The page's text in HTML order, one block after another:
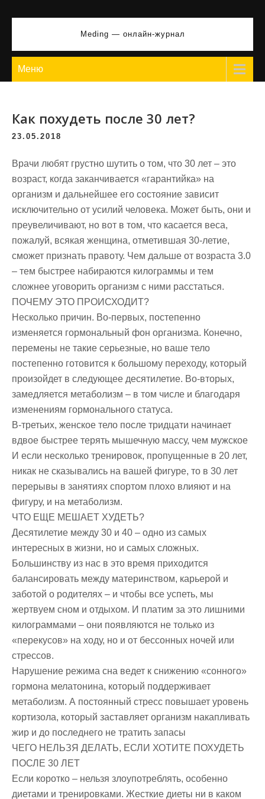
Meding — онлайн-журнал
Меню
Как похудеть после 30 лет?
23.05.2018
Врачи любят грустно шутить о том, что 30 лет – это
возраст, когда заканчивается «гарантийка» на
организм и дальнейшее его состояние зависит
исключительно от усилий человека. Может быть, они и
преувеличивают, но вот в том, что касается веса,
пожалуй, всякая женщина, отметившая 30-летие,
сможет признать правоту. Чем дальше от возраста 3.0
– тем быстрее набираются килограммы и тем
сложнее уговорить организм с ними расстаться.
ПОЧЕМУ ЭТО ПРОИСХОДИТ?
Несколько причин. Во-первых, постепенно
изменяется гормональный фон организма. Конечно,
перемены не такие серьезные, но ваше тело
постепенно готовится к большому переходу, который
произойдет в следующее десятилетие. Во-вторых,
замедляется метаболизм – в том числе и благодаря
изменениям гормонального статуса.
В-третьих, женское тело после тридцати начинает
вдвое быстрее терять мышечную массу, чем мужское
И если несколько тренировок, пропущенные в 20 лет,
никак не сказывались на вашей фигуре, то в 30 лет
перерывы в занятиях спортом плохо влияют и на
фигуру, и на метаболизм.
ЧТО ЕЩЕ МЕШАЕТ ХУДЕТЬ?
Десятилетие между 30 и 40 – одно из самых
интересных в жизни, но и самых сложных.
Большинству из нас в это время приходится
балансировать между материнством, карьерой и
заботой о родителях – и чтобы все успеть, мы
жертвуем сном и отдыхом. И платим за это лишними
килограммами – они появляются не только из
«перекусов» на ходу, но и от бессонных ночей или
стрессов.
Нарушение режима сна ведет к снижению «сонного»
гормона мелатонина, который поддерживает
метаболизм. А постоянный стресс повышает уровень
кортизола, который заставляет организм накапливать
жир и до последнего не тратить запасы
ЧЕГО НЕЛЬЗЯ ДЕЛАТЬ, ЕСЛИ ХОТИТЕ ПОХУДЕТЬ
ПОСЛЕ 30 ЛЕТ
Если коротко – нельзя злоупотреблять, особенно
диетами и тренировками. Жесткие диеты ни в каком